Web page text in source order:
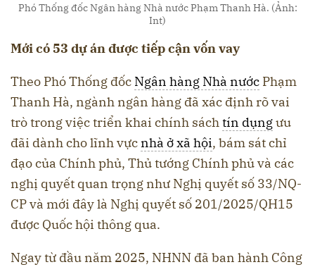
Phó Thống đốc Ngân hàng Nhà nước Phạm Thanh Hà. (Ảnh:
Int)
Mớicó53 dự ánđược tiếp cận vốn vay
Theo Phó Thống đốc Ngân hàng Nhà nước Phạm
Thanh Hà, ngành ngân hàng đã xác định rõ vai
trò trong việc triển khai chính sáchtín dụngưu
đãi dành cho lĩnh vựcnhà ở xã hội, bám sát chỉ
đạo của Chính phủ, Thủ tướng Chính phủ và các
nghị quyết quan trọng như Nghị quyết số 33/NQ-
CP và mới đây là Nghị quyết số 201/2025/QH15
được Quốc hội thông qua.
Ngay từ đầu năm 2025, NHNN đã ban hành Công